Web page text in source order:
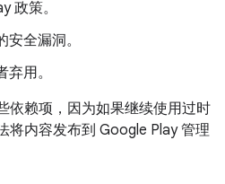
政策。
全漏洞。
用。
依赖项，因为如果继续使用过时
将内容发布到 Google Play 管理